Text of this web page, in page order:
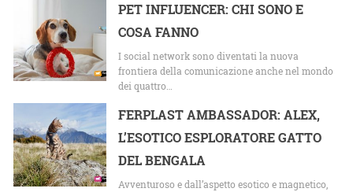
PET INFLUENCER: CHI SONO E
COSA FANNO
I social network sono diventati la nuova
frontiera della comunicazione anche nel mondo
dei quattro…
FERPLAST AMBASSADOR: ALEX,
L’ESOTICO ESPLORATORE GATTO
DEL BENGALA
Avventuroso e dall’aspetto esotico e magnetico,